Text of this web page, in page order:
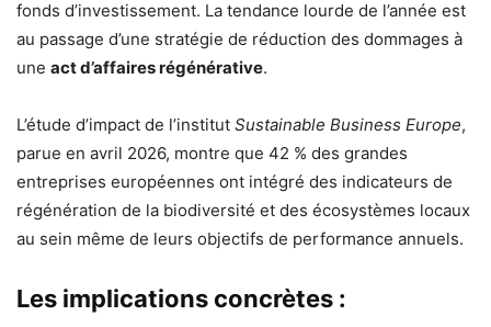
fonds d’investissement. La tendance lourde de l’année est
au passage d’une stratégie de réduction des dommages à
une act d’affaires régénérative.
L’étude d’impact de l’institut Sustainable Business Europe,
parue en avril 2026, montre que 42 % des grandes
entreprises européennes ont intégré des indicateurs de
régénération de la biodiversité et des écosystèmes locaux
au sein même de leurs objectifs de performance annuels.
Les implications concrètes :